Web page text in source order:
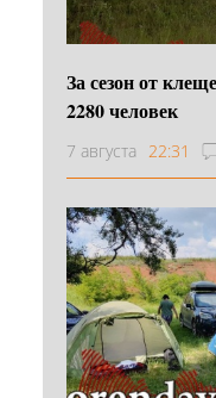
За сезон от
2280 человек
7 августа 22:31